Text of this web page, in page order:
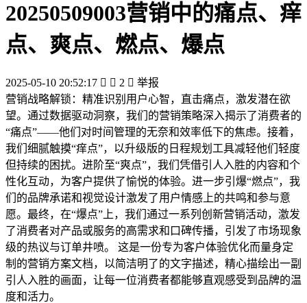
20250509003营销中的痛点、痒
点、爽点、燃点、爆点
2025-05-10 20:52:17   2  举报
营销战略解锁：精准识别用户心智，直击痛点，激发潜在欲
望。通过数据驱动洞察，我们的营销策略深入揭示了消费者的
“痛点”——他们对时间管理的无奈和效率低下的焦虑。接着，
我们细腻触摸“痒点”，以升级版的日程规划工具减轻他们轻度
但持续的困扰。进阶至“爽点”，我们凭借引人入胜的内容和个
性化互动，为客户提供了愉悦的体验。进一步引爆“燃点”，我
们的品牌承诺和视觉设计激发了用户情感上的共鸣和参与意
愿。最终，在“爆点”上，我们通过一系列创新营销活动，激发
了消费者对产品或服务的高需求和口碑传播，引发了市场现象
级的热议与订单井喷。 这是一份专为客户体验优化而量身定
制的营销方案文档，以简洁明了的文字描述，精心描绘出一副
引人入胜的画面，让每一位消费者都能够直观感受到品牌的温
度和活力。